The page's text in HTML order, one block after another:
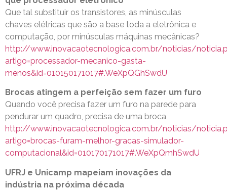
Que tal substituir os transistores, as minúsculas
chaves elétricas que são a base toda a eletrônica e
computação, por minúsculas máquinas mecânicas?
http://www.inovacaotecnologica.com.br/noticias/
artigo=processador-mecanico-gasta-
menos&id=010150171017#.WeXpQGhSwdU
Brocas atingem a perfeição sem fazer um furo
Quando você precisa fazer um furo na parede para
pendurar um quadro, precisa de uma broca
http://www.inovacaotecnologica.com.br/noticias/
artigo=brocas-furam-melhor-gracas-simulador-
computacional&id=010170171017#.WeXpQmhSwdU
UFRJ e Unicamp mapeiam inovações da
indústria na próxima década